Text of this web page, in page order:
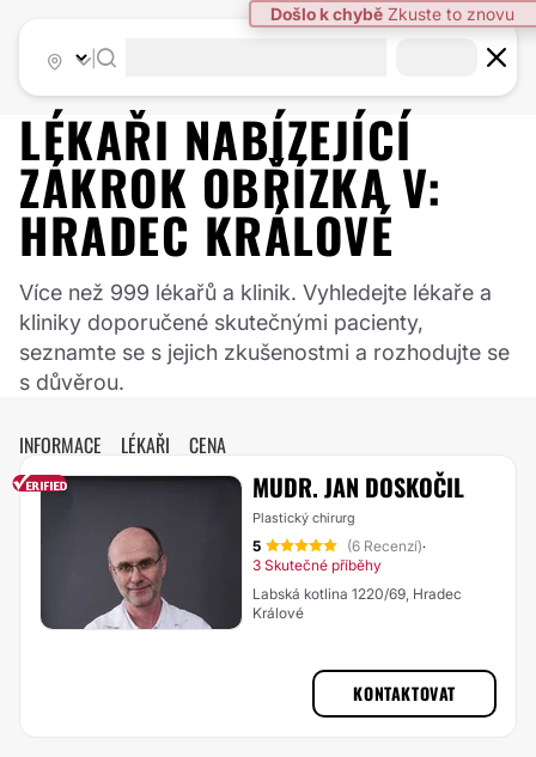
LÉKAŘI NABÍZEJÍCÍ
ZÁKROK OBŘÍZKAV:
HRADEC KRÁLOVÉ
Více než 999 lékařů a klinik. Vyhledejte lékaře a
kliniky doporučené skutečnými pacienty,
seznamte se s jejich zkušenostmi a rozhodujte se
s důvěrou.
INFORMACE LÉKAŘI CENA
MUDR. JAN DOSKOČIL
Plastický chirurg
5 (6 Recenzí)·
3 Skutečné příběhy
Labská kotlina 1220/69, Hradec
Králové
KONTAKTOVAT